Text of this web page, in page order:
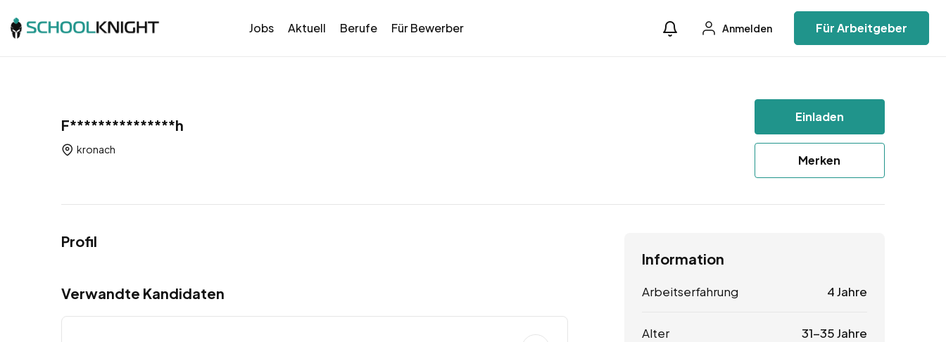
Jobs Aktuell Berufe Für Bewerber Anmelden Für Arbeitgeber
F***************h
kronach
Einladen
Merken
Profil
Verwandte Kandidaten
Information
Arbeitserfahrung 4 Jahre
Alter 31-35 Jahre